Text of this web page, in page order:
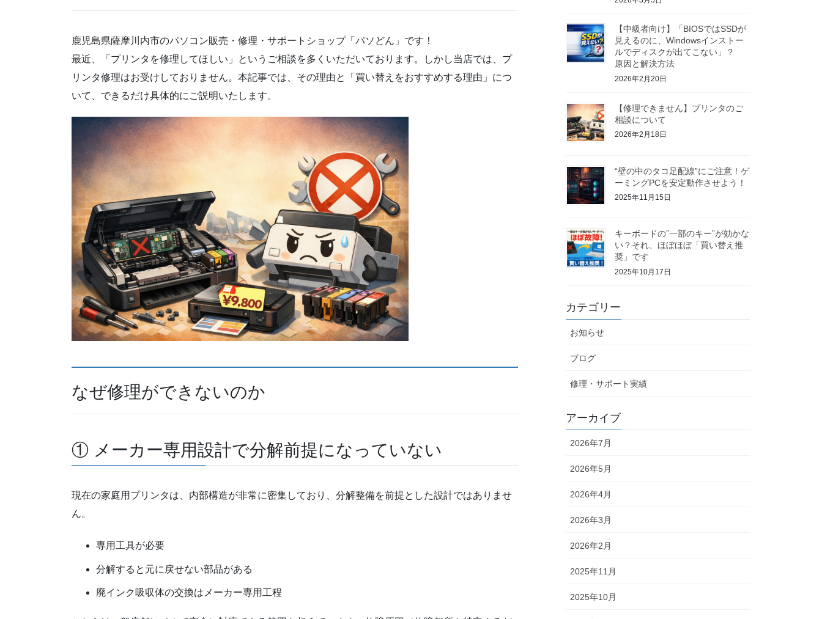
鹿児島県薩摩川内市のパソコン販売・修理・サポートショップ「パソどん」です！
最近、「プリンタを修理してほしい」というご相談を多くいただいております。しかし当店では、プ
リンタ修理はお受けしておりません。本記事では、その理由と「買い替えをおすすめする理由」につ
いて、できるだけ具体的にご説明いたします。
なぜ修理ができないのか
① メーカー専用設計で分解前提になっていない
現在の家庭用プリンタは、内部構造が非常に密集しており、分解整備を前提とした設計ではありませ
ん。
専用工具が必要
分解すると元に戻せない部品がある
廃インク吸収体の交換はメーカー専用工程
【中級者向け】「BIOSではSSDが
見えるのに、Windowsインストー
ルでディスクが出てこない」？
原因と解決方法
2026年2月20日
【修理できません】プリンタのご
相談について
2026年2月18日
“壁の中のタコ足配線”にご注意！ゲ
ーミングPCを安定動作させよう！
2025年11月15日
キーボードの”一部のキー”が効かな
い？それ、ほぼほぼ「買い替え推
奨」です
2025年10月17日
カテゴリー
お知らせ
ブログ
修理・サポート実績
アーカイブ
2026年7月
2026年5月
2026年4月
2026年3月
2026年2月
2025年11月
2025年10月